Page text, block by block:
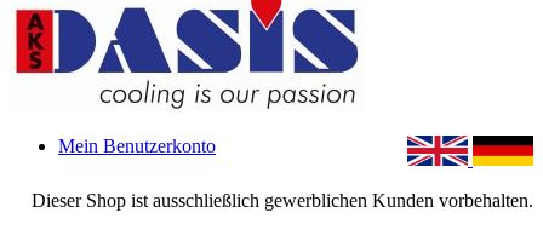
Dieser Shop ist ausschließlich gewerblichen Kunden vorbehalten.
Mein Benutzerkonto